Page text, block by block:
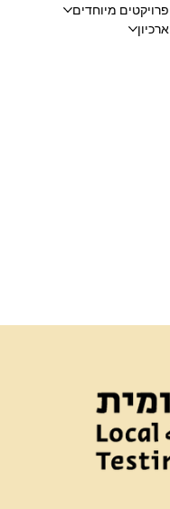
פרויקטים מיוחדים
ארכיון